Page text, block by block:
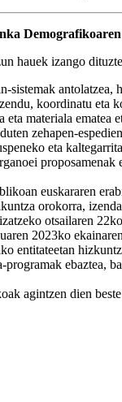
hauek izango
sistemak
koordinatu eta
materiala ematea
zehapen-
eta
euskararen
orokorra,
otsailaren
2023ko
entitateetan
ebaztea,
agintzen dien